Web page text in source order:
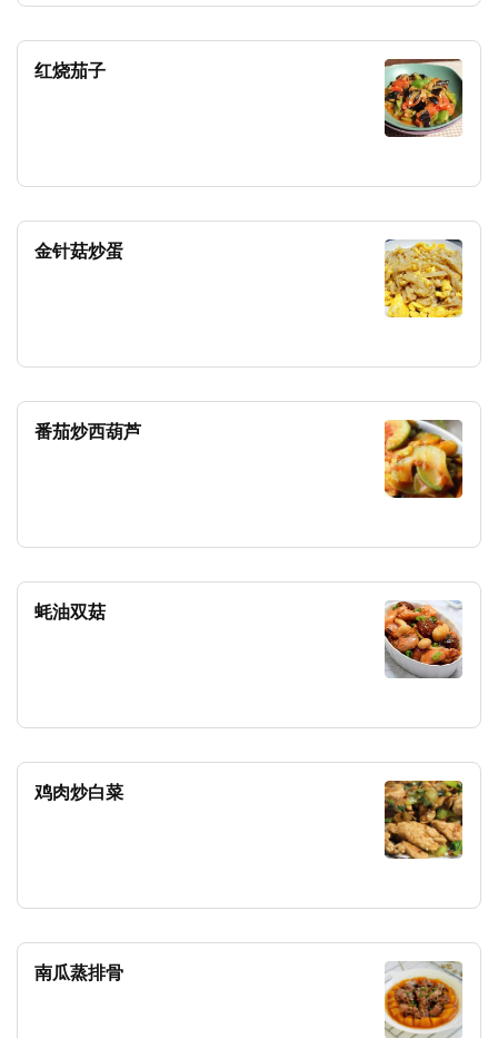
红烧茄子
金针菇炒蛋
番茄炒西葫芦
蚝油双菇
鸡肉炒白菜
南瓜蒸排骨